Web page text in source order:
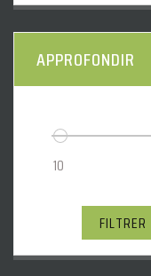
APPROFONDIR
FILTRER